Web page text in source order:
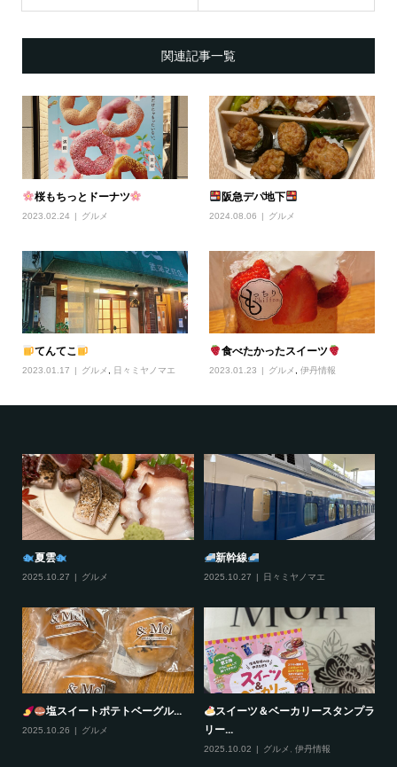
関連記事一覧
桜もちっとドーナツ
2023.02.24 グルメ
阪急デパ地下
2024.08.06 グルメ
てんてこ
2023.01.17 グルメ 日々ミヤノマエ
食べたかったスイーツ
2023.01.23 グルメ ,伊丹情報
夏雲
2025.10.27 グルメ
新幹線
2025.10.27 日々ミヤノマエ
塩スイートポテトベーグル...
2025.10.26 グルメ
スイーツ＆ベーカリースタンプラ
リー...
2025.10.02 グルメ , 伊丹情報